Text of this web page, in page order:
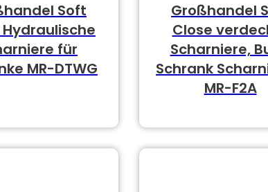
Soft
für
MR-DTWG
Großhandel
Close
Scharniere,
Schrank
MR-F2A